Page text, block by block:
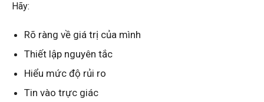
Hãy:
Rõ ràng về giá trị của mình
Thiết lập nguyên tắc
Hiểu mức độ rủi ro
Tin vào trực giác